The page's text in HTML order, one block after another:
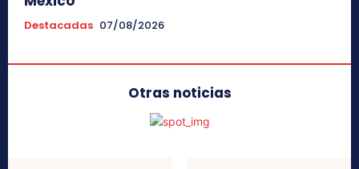
Destacadas 07/08/2026
Otras noticias